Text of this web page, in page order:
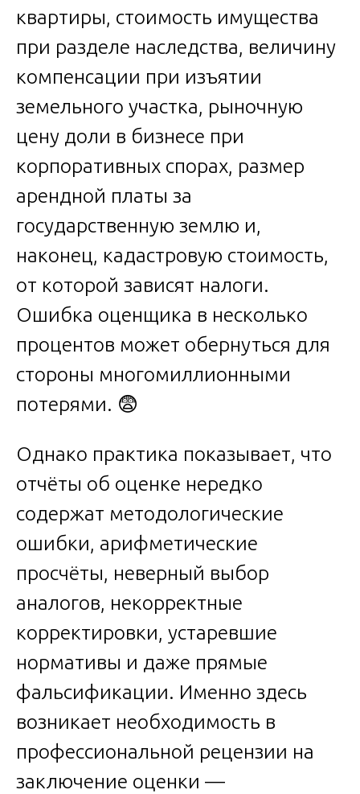
квартиры, стоимость имущества
при разделе наследства, величину
компенсации при изъятии
земельного участка, рыночную
цену доли в бизнесе при
корпоративных спорах, размер
арендной платы за
государственную землю и,
наконец, кадастровую стоимость,
от которой зависят налоги.
Ошибка оценщика в несколько
процентов может обернуться для
стороны многомиллионными
потерями. 😨
Однако практика показывает, что
отчёты об оценке нередко
содержат методологические
ошибки, арифметические
просчёты, неверный выбор
аналогов, некорректные
корректировки, устаревшие
нормативы и даже прямые
фальсификации. Именно здесь
возникает необходимость в
профессиональной рецензии на
заключение оценки —